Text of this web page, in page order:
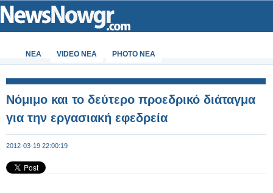
ΝΕΑ VIDEO NEA PHOTO NEA
Νόμιμο και το δεύτερο προεδρικό διάταγμα
για την εργασιακή εφεδρεία
2012-03-19 22:00:19